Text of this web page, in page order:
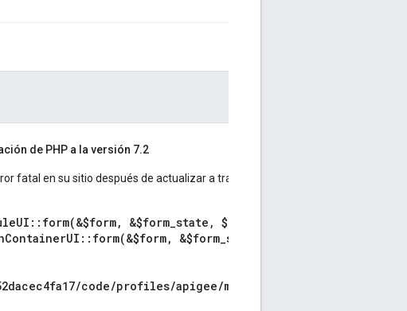
de PHP a la versión 7.2
fatal en su sitio después de actualizar a través del upstream de Pantheon
&$form_state, $options = Array)
&$form_state, $options = Array,
code/profiles/apigee/modules/contrib/rules/ui/